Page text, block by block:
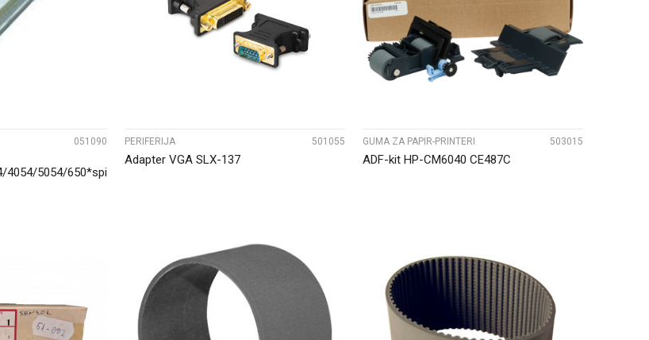
051090
5054/650*spirala/o
UPOREDI
PERIFERIJA 501055
Adapter VGA SLX-137
GUMA ZA PAPIR-PRINTERI 503015
ADF-kit HP-CM6040 CE487C